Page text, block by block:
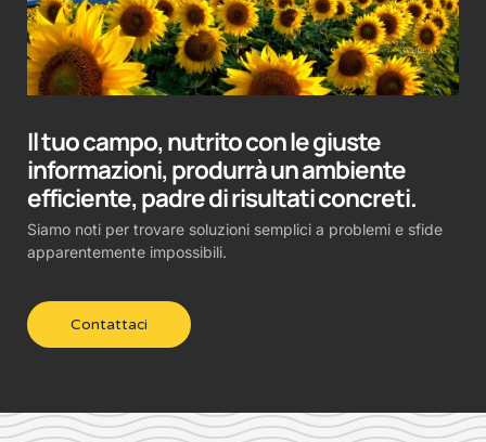
Il tuo campo, nutrito con le giuste
informazioni, produrrà un ambiente
efficiente, padre di risultati concreti.
Siamo noti per trovare soluzioni semplici a problemi e sfide
apparentemente impossibili.
Contattaci